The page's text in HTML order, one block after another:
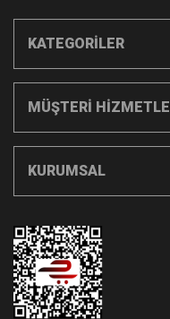
KATEGORİLER
MÜŞTERİ
KURUMSAL